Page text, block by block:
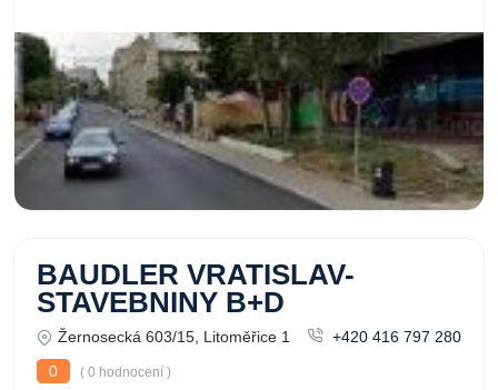
BAUDLER VRATISLAV-
STAVEBNINY B+D
Žernosecká 603/15, Litoměřice 1
+420 416 797 280
0
( 0 hodnocení )